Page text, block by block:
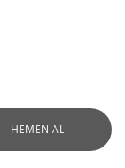
HEMEN AL